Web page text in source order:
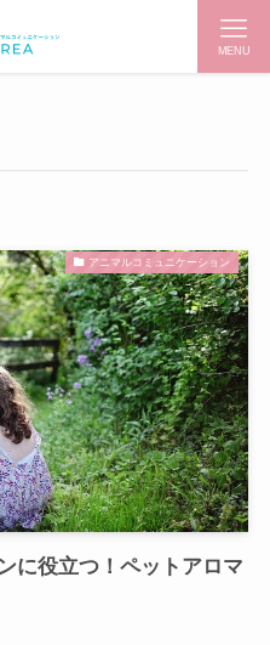
MENU
アニマルコミュニケーション
に役立つ！ペットアロマ